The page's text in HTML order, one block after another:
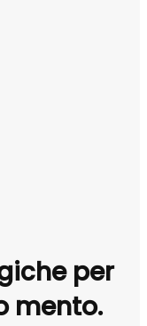
per
mento.